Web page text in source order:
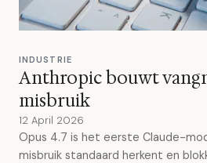
INDUSTRIE
Anthropic bouwt
misbruik
12 April 2026
Opus 4.7 is het eerste Claude-
misbruik standaard herkent en